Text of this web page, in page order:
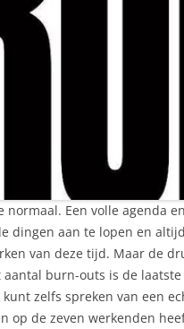
normaal. Een volle agenda
dingen aan te lopen en
van deze tijd. Maar de
burn-outs is de
zelfs spreken van een
op de zeven werkenden